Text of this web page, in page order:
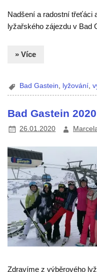
Nadšení a radostní třeťáci
lyžařského zájezdu v Bad
» Více
Bad Gastein, lyžování,
Bad Gastein 2020
26.01.2020
Zdravíme z výběrového